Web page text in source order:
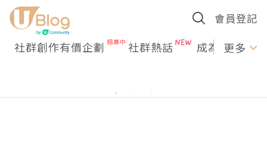
會員登記
社群創作有價企劃 社群熱話 成為U更多